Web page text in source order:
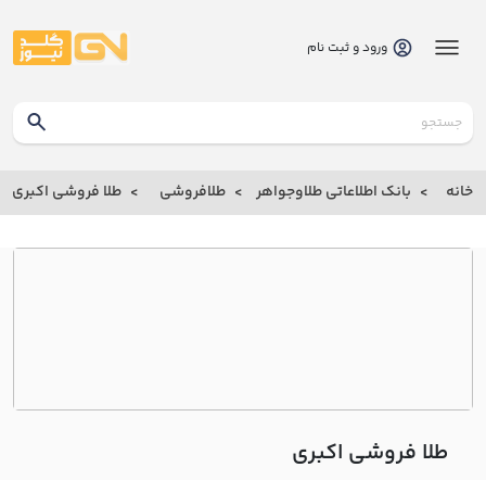
بانک
بانک
اطلاعاتی
درباره
ورود و ثبت نام
خانه بانک اطلاعاتی طلاوجواهر طلافروشی طلا فروشی اکبري
طلا فروشی اکبري